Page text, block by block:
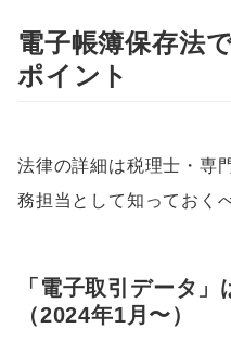
電子帳簿保存法
ポイント
法律の詳細は税理士・専
務担当として知っておく
「電子取引データ
（2024年1月〜）